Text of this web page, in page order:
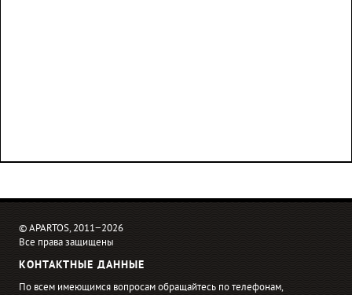
© APARTOS, 2011−2026
Все права защищены
КОНТАКТНЫЕ ДАННЫЕ
По всем имеющимся вопросам обращайтесь по телефонам,